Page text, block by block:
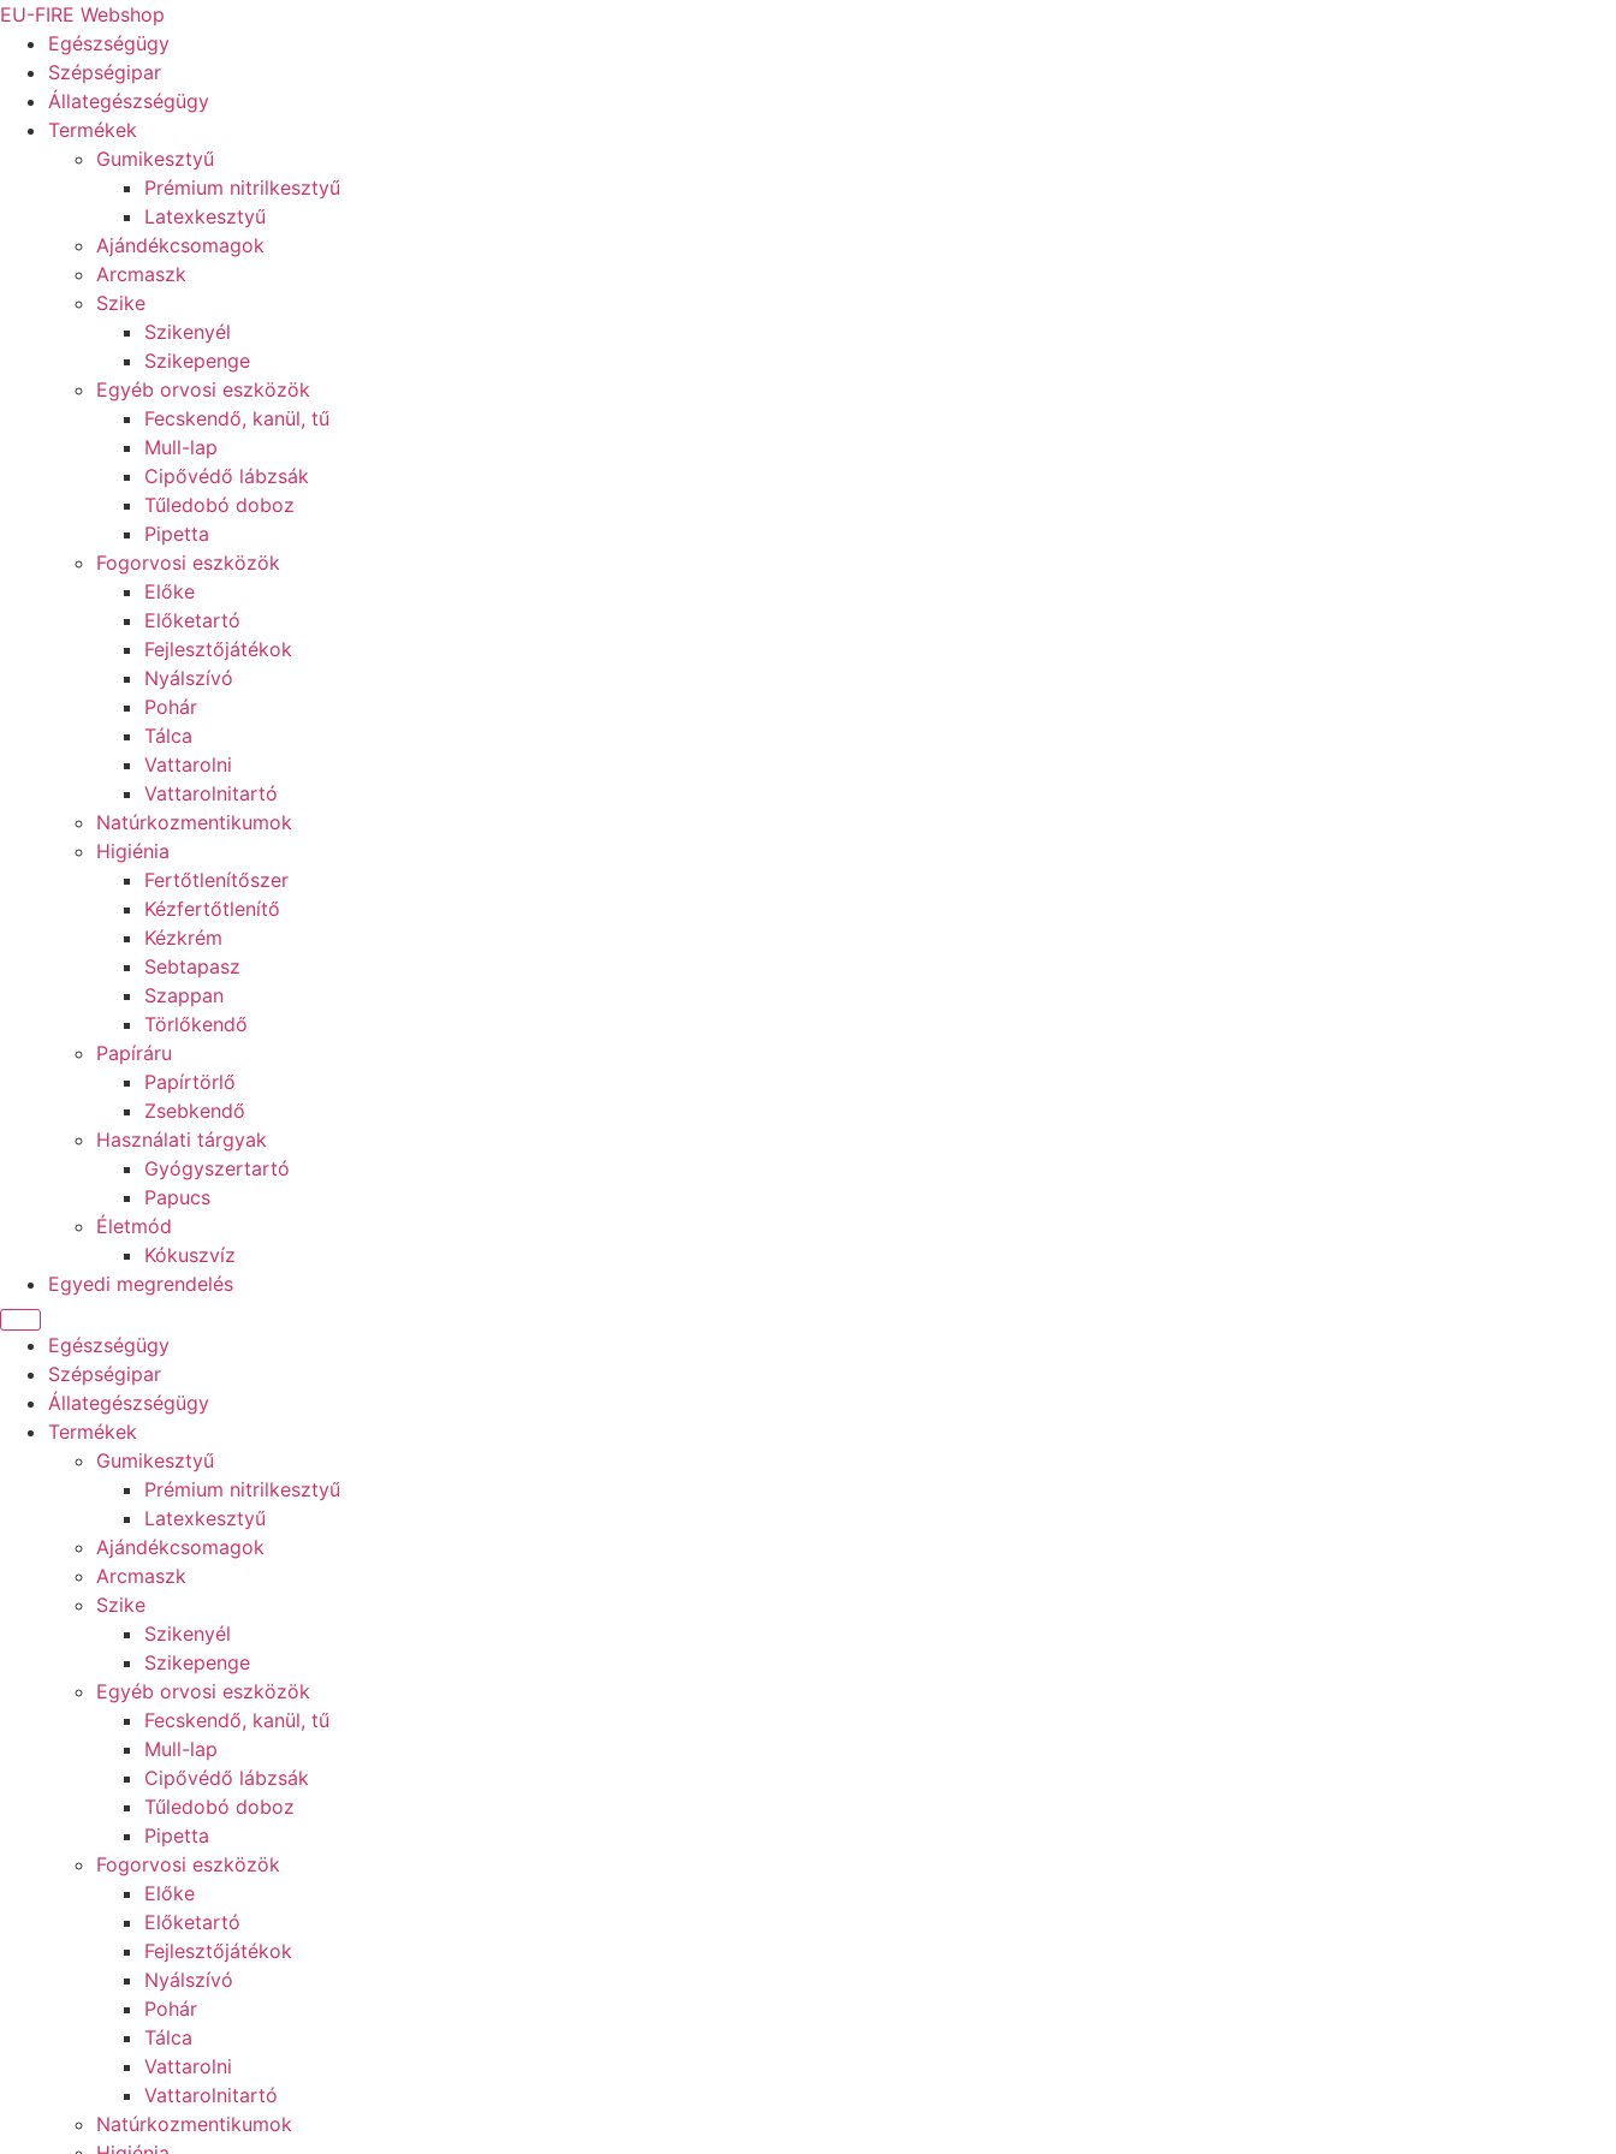
Ugrás
tartalomhoz
EU-FIRE Webshop
Egészségügy
Szépségipar
Állategészségügy
Termékek
Gumikesztyű
Prémium nitrilkesztyű
Latexkesztyű
Ajándékcsomagok
Arcmaszk
Szike
Szikenyél
Szikepenge
Egyéb orvosi eszközök
Fecskendő, kanül, tű
Mull-lap
Cipővédő lábzsák
Tűledobó doboz
Pipetta
Fogorvosi eszközök
Előke
Előketartó
Fejlesztőjátékok
Nyálszívó
Pohár
Tálca
Vattarolni
Vattarolnitartó
Natúrkozmentikumok
Higiénia
Fertőtlenítőszer
Kézfertőtlenítő
Kézkrém
Sebtapasz
Szappan
Törlőkendő
Papíráru
Papírtörlő
Zsebkendő
Használati tárgyak
Gyógyszertartó
Papucs
Életmód
Kókuszvíz
Egyedi megrendelés
Egészségügy
Szépségipar
Állategészségügy
Termékek
Gumikesztyű
Prémium nitrilkesztyű
Latexkesztyű
Ajándékcsomagok
Arcmaszk
Szike
Szikenyél
Szikepenge
Egyéb orvosi eszközök
Fecskendő, kanül, tű
Mull-lap
Cipővédő lábzsák
Tűledobó doboz
Pipetta
Fogorvosi eszközök
Előke
Előketartó
Fejlesztőjátékok
Nyálszívó
Pohár
Tálca
Vattarolni
Vattarolnitartó
Natúrkozmentikumok